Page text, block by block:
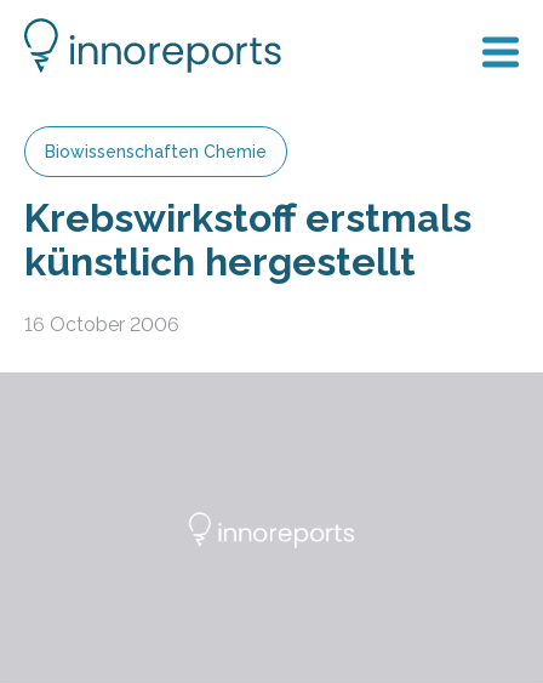
Biowissenschaften Chemie
Krebswirkstoff erstmals
künstlich hergestellt
16 October 2006